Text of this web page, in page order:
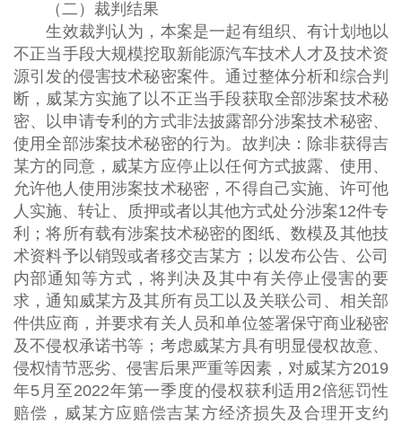
（二）裁判结果
生效裁判认为，本案是一起有组织、有计划地以
不正当手段大规模挖取新能源汽车技术人才及技术资
源引发的侵害技术秘密案件。通过整体分析和综合判
断，威某方实施了以不正当手段获取全部涉案技术秘
密、以申请专利的方式非法披露部分涉案技术秘密、
使用全部涉案技术秘密的行为。故判决：除非获得吉
某方的同意，威某方应停止以任何方式披露、使用、
允许他人使用涉案技术秘密，不得自己实施、许可他
人实施、转让、质押或者以其他方式处分涉案12件专
利；将所有载有涉案技术秘密的图纸、数模及其他技
术资料予以销毁或者移交吉某方；以发布公告、公司
内部通知等方式，将判决及其中有关停止侵害的要
求，通知威某方及其所有员工以及关联公司、相关部
件供应商，并要求有关人员和单位签署保守商业秘密
及不侵权承诺书等；考虑威某方具有明显侵权故意、
侵权情节恶劣、侵害后果严重等因素，对威某方2019
年5月至2022年第一季度的侵权获利适用2倍惩罚性
赔偿，威某方应赔偿吉某方经济损失及合理开支约